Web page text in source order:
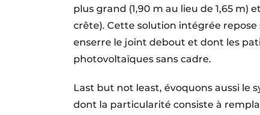
plus grand (1,90 m au lieu de 1,65 m)
crête). Cette solution intégrée
enserre le joint debout et dont les
photovoltaïques sans cadre.
Last but not least, évoquons aussi le
dont la particularité consiste à